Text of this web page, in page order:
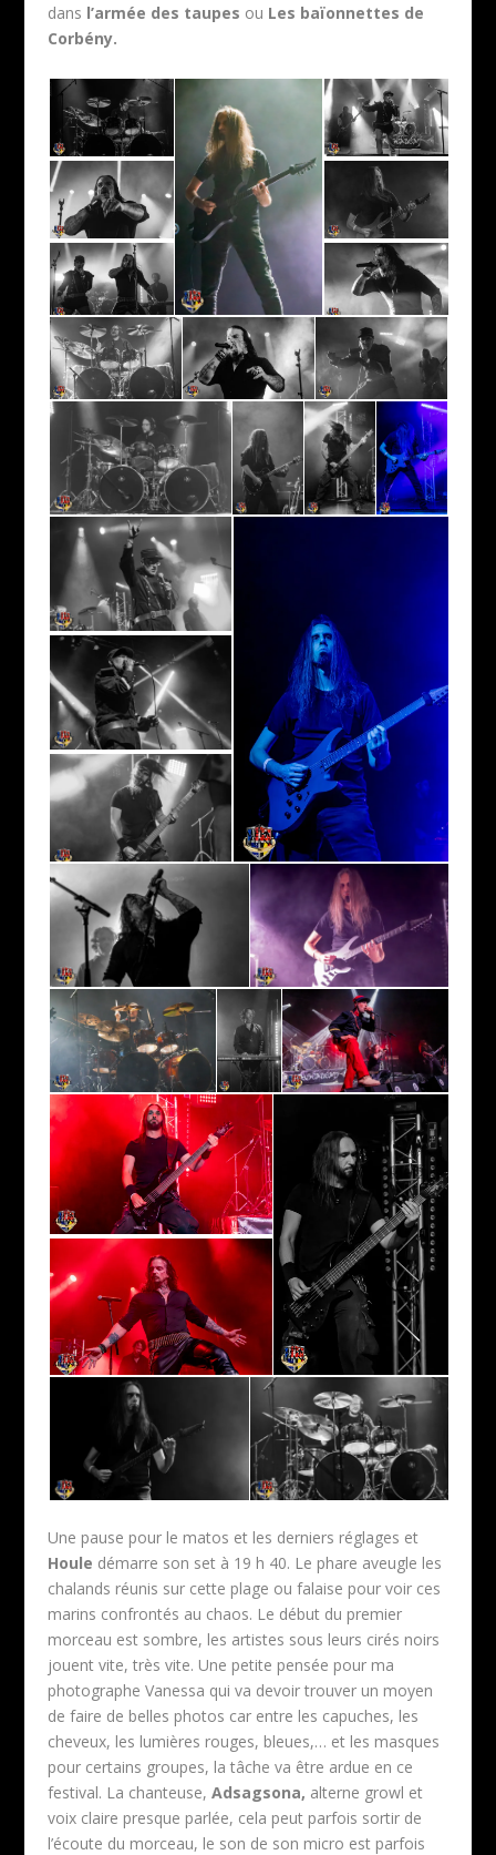
dans l’armée des taupes ou Les baïonnettes de
Corbény.
Une pause pour le matos et les derniers réglages et
Houle démarre son set à 19 h 40. Le phare aveugle les
chalands réunis sur cette plage ou falaise pour voir ces
marins confrontés au chaos. Le début du premier
morceau est sombre, les artistes sous leurs cirés noirs
jouent vite, très vite. Une petite pensée pour ma
photographe Vanessa qui va devoir trouver un moyen
de faire de belles photos car entre les capuches, les
cheveux, les lumières rouges, bleues,… et les masques
pour certains groupes, la tâche va être ardue en ce
festival. La chanteuse, Adsagsona, alterne growl et
voix claire presque parlée, cela peut parfois sortir de
l’écoute du morceau, le son de son micro est parfois